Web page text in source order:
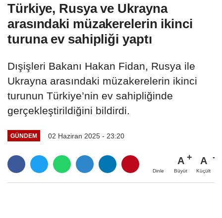
Türkiye, Rusya ve Ukrayna
arasındaki müzakerelerin ikinci
turuna ev sahipliği yaptı
Dışişleri Bakanı Hakan Fidan, Rusya ile
Ukrayna arasındaki müzakerelerin ikinci
turunun Türkiye’nin ev sahipliğinde
gerçekleştirildiğini bildirdi.
GÜNDEM 02 Haziran 2025 - 23:20
Dinle
A
Büyüt
A
Küçült